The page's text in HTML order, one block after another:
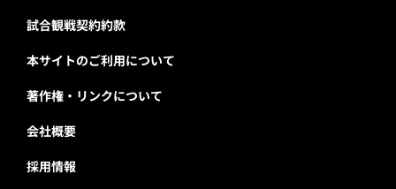
試合観戦契約約款
本サイトのご利用について
著作権・リンクについて
会社概要
採用情報